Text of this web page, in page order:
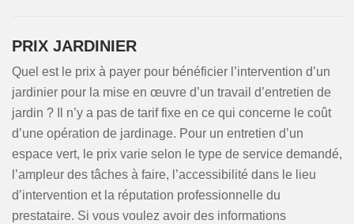
PRIX JARDINIER
Quel est le prix à payer pour bénéficier l’intervention d’un
jardinier pour la mise en œuvre d’un travail d’entretien de
jardin ? Il n’y a pas de tarif fixe en ce qui concerne le coût
d’une opération de jardinage. Pour un entretien d’un
espace vert, le prix varie selon le type de service demandé,
l’ampleur des tâches à faire, l’accessibilité dans le lieu
d’intervention et la réputation professionnelle du
prestataire. Si vous voulez avoir des informations